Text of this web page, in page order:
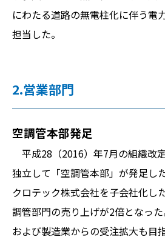
にわたる道路の無電柱化に伴う電
担当した。
2.営業部門
空調管本部発足
平成28（2016）年7月の組織改
独立して「空調管本部」が発足し
クロテック株式会社を子会社化し
調管部門の売り上げが2倍となっ
および製造業からの受注拡大も目